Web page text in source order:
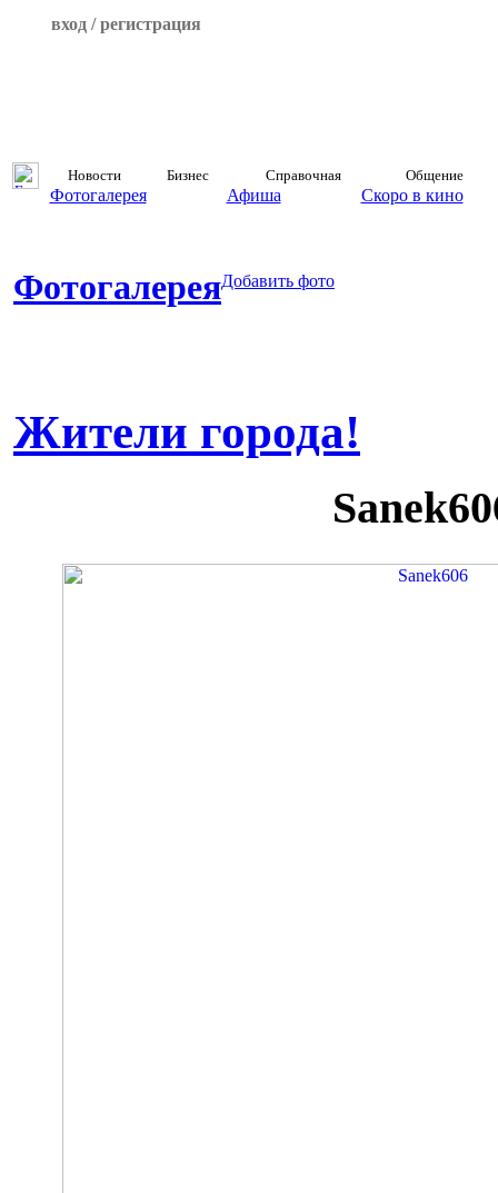
вход / регистрация
Новости Бизнес Справочная Общение
Фотогалерея Афиша Скоро в кино
ФотогалереяДобавить фото
Жители города!